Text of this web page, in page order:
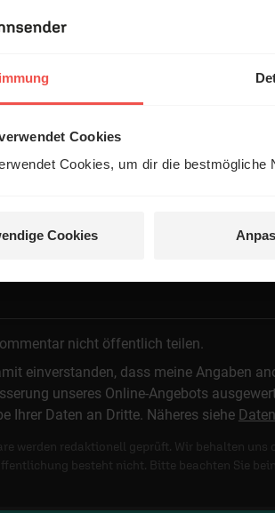
Cookies
Cookies, um dir die bestmögliche
Cookies
nicht öffentlich teilen.
einverstanden, dass meine Angaben
unseres Online-Angebots
Ihrer Daten an Dritte. Näheres siehe
werden redaktionell geprüft. Wir behalten uns
besteht nicht. Bitte beachten Sie